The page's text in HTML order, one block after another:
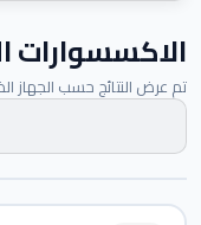
الاكسسوارات
تم عرض النتائج حسب الجهاز